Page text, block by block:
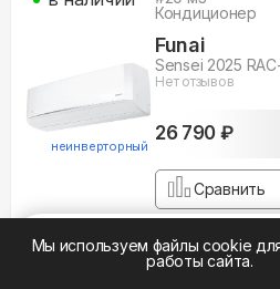
неинверторный
Кондиционер
Funai
Sensei 2025
Нет отзывов
26 790 ₽
Сравнить
Мы используем файлы cookie
работы сайта.